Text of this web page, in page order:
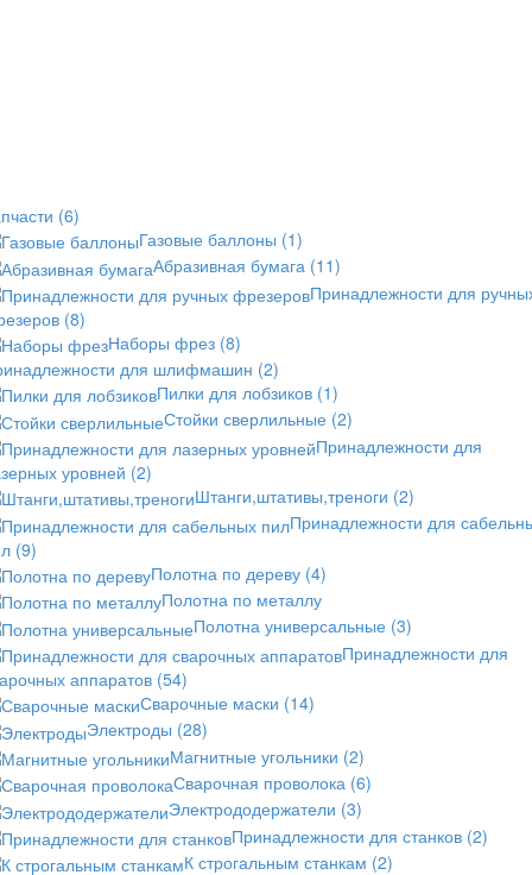
(6)
Газовые баллоны (1)
Абразивная бумага (11)
Принадлежности для
(8)
Наборы фрез (8)
для шлифмашин (2)
Пилки для лобзиков (1)
Стойки сверлильные (2)
Принадлежности для
уровней (2)
Штанги,штативы,треноги (2)
Принадлежности для
(9)
Полотна по дереву (4)
Полотна по металлу
Полотна универсальные (3)
Принадлежности для
аппаратов (54)
Сварочные маски (14)
Электроды (28)
Магнитные угольники (2)
Сварочная проволока (6)
Электрододержатели (3)
Принадлежности для станков (2)
К строгальным станкам (2)